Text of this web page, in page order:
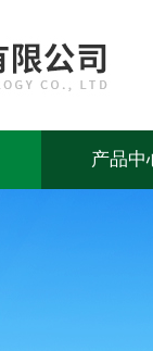
产品中